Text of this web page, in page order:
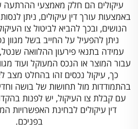
עיקולים הם חלק מאמצעי ההרתעה
באמצעות עורך דין עיקולים, ניתן
הנושים, ובכך להביא לביטול צו
ניתן להפעיל על החייב בשל מגוון
עמידה בתנאי פירעון ההלוואה
עבור המוצר או הנכס המעוקל ועוד
כך, עיקול נכסים זהו בהחלט מצב
בהתמודדות מול תחושות של בושה
עם קבלת צו העיקול, יש לפנות
דין עיקולים לבחינת האפשרויות
בפניכם.